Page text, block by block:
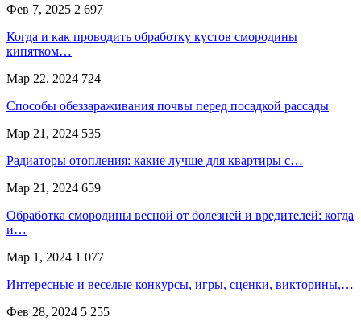
Фев 7, 2025 2 697
Когда и как проводить обработку кустов смородины
кипятком…
Мар 22, 2024 724
Способы обеззараживания почвы перед посадкой рассады
Мар 21, 2024 535
Радиаторы отопления: какие лучше для квартиры с…
Мар 21, 2024 659
Обработка смородины весной от болезней и вредителей: когда
и…
Мар 1, 2024 1 077
Интересные и веселые конкурсы, игры, сценки, викторины,…
Фев 28, 2024 5 255